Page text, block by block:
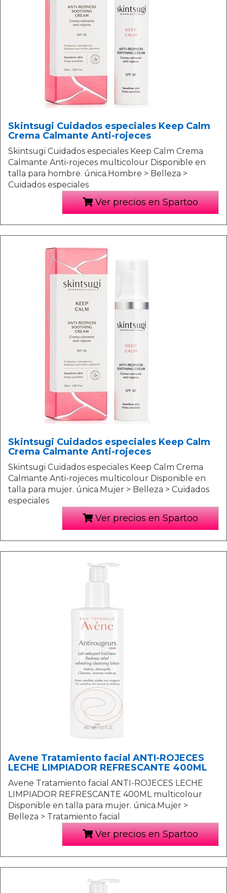
Skintsugi Cuidados especiales Keep Calm
Crema Calmante Anti-rojeces
Skintsugi Cuidados especiales Keep Calm Crema
Calmante Anti-rojeces multicolour Disponible en
talla para hombre. única.Hombre > Belleza >
Cuidados especiales
Ver precios en Spartoo
Skintsugi Cuidados especiales Keep Calm
Crema Calmante Anti-rojeces
Skintsugi Cuidados especiales Keep Calm Crema
Calmante Anti-rojeces multicolour Disponible en
talla para mujer. única.Mujer > Belleza > Cuidados
especiales
Ver precios en Spartoo
Avene Tratamiento facial ANTI-ROJECES
LECHE LIMPIADOR REFRESCANTE 400ML
Avene Tratamiento facial ANTI-ROJECES LECHE
LIMPIADOR REFRESCANTE 400ML multicolour
Disponible en talla para mujer. única.Mujer >
Belleza > Tratamiento facial
Ver precios en Spartoo